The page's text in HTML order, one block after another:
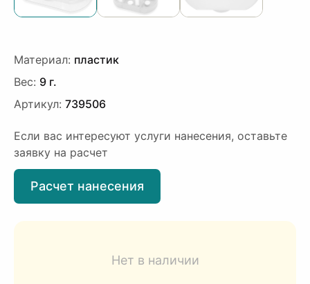
Материал: пластик
Вес: 9 г.
Артикул: 739506
Если вас интересуют услуги нанесения, оставьте
заявку на расчет
Расчет нанесения
Нет в наличии